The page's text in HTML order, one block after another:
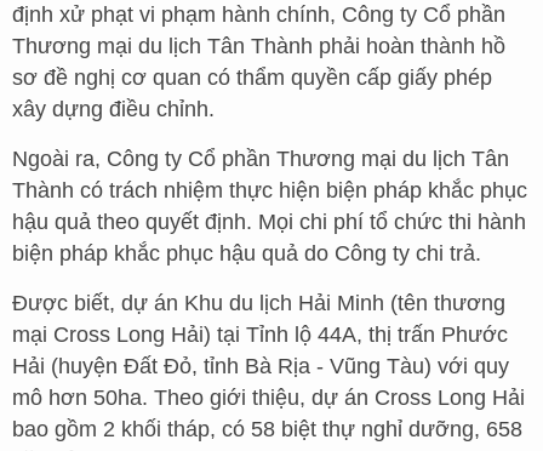
định xử phạt vi phạm hành chính, Công ty Cổ phần
Thương mại du lịch Tân Thành phải hoàn thành hồ
sơ đề nghị cơ quan có thẩm quyền cấp giấy phép
xây dựng điều chỉnh.
Ngoài ra, Công ty Cổ phần Thương mại du lịch Tân
Thành có trách nhiệm thực hiện biện pháp khắc phục
hậu quả theo quyết định. Mọi chi phí tổ chức thi hành
biện pháp khắc phục hậu quả do Công ty chi trả.
Được biết, dự án Khu du lịch Hải Minh (tên thương
mại Cross Long Hải) tại Tỉnh lộ 44A, thị trấn Phước
Hải (huyện Đất Đỏ, tỉnh Bà Rịa - Vũng Tàu) với quy
mô hơn 50ha. Theo giới thiệu, dự án Cross Long Hải
bao gồm 2 khối tháp, có 58 biệt thự nghỉ dưỡng, 658